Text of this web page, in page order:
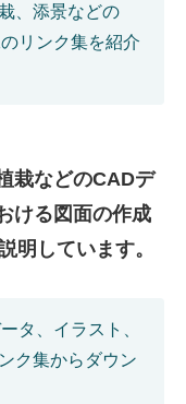
、添景などの
リンク集を紹介
栽などのCADデ
ける図面の作成
明しています。
タ、イラスト、
ク集からダウン